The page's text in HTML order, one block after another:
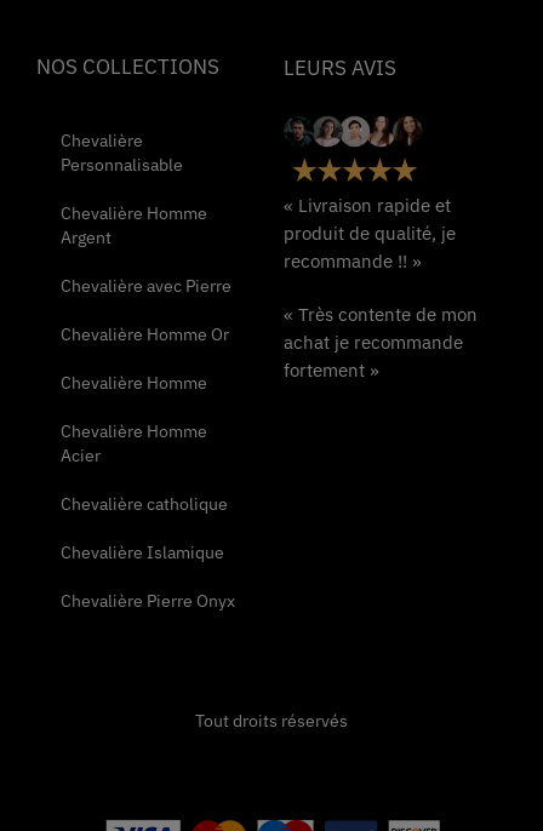
NOS COLLECTIONS
Chevalière
Personnalisable
Chevalière Homme
Argent
Chevalière avec Pierre
Chevalière Homme Or
Chevalière Homme
Chevalière Homme
Acier
Chevalière catholique
Chevalière Islamique
Chevalière Pierre Onyx
LEURS AVIS
« Livraison rapide et
produit de qualité, je
recommande !! »
« Très contente de mon
achat je recommande
fortement »
Tout droits réservés